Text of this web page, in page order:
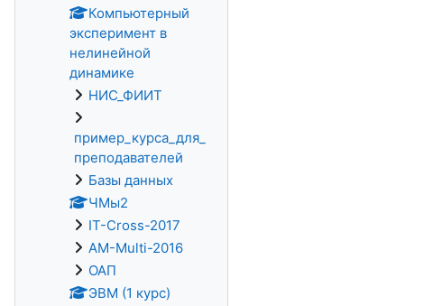
Компьютерный
эксперимент в
нелинейной
динамике
НИС_ФИИТ
пример_курса_для_
преподавателей
Базы данных
ЧМы2
IT-Cross-2017
AM-Multi-2016
ОАП
ЭВМ (1 курс)